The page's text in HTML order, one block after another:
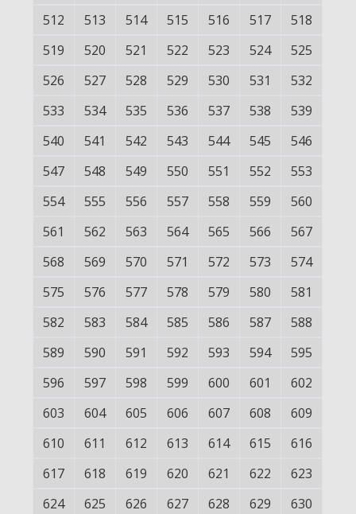
512 513 514 515 516 517
518
519
520 521 522 523 524
525
526
527 528 529 530 531
532
533
534 535 536 537 538
539
540
541 542 543 544 545
546
547
548 549 550 551 552
553
554
555 556 557 558 559
560
561
562 563 564 565 566
567
568
569 570 571 572 573
574
575
576 577 578 579 580
581
582
583 584 585 586 587
588
589
590 591 592 593 594
595
596
597 598 599 600 601
602
603
604 605 606 607 608
609
610
611 612 613 614 615
616
617
618 619 620 621 622
623
624
625 626 627 628 629
630